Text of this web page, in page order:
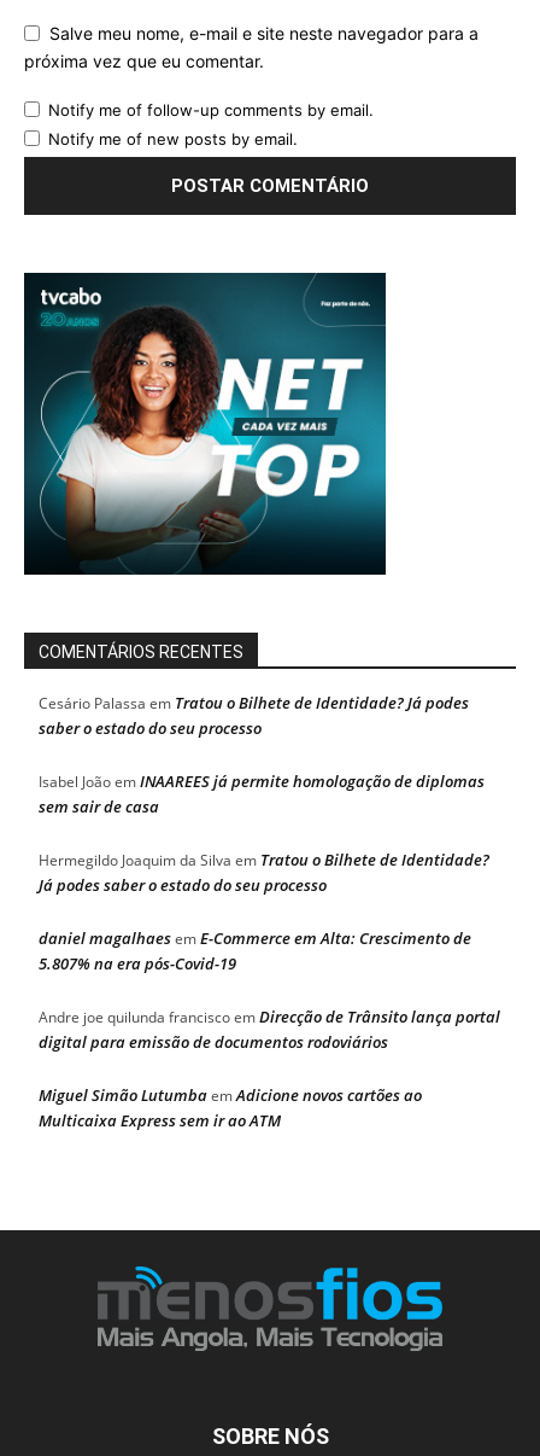
Salve meu nome, e-mail e site neste navegador para a
próxima vez que eu comentar.
Notify me of follow-up comments by email.
Notify me of new posts by email.
COMENTÁRIOS RECENTES
Cesário Palassa em Tratou o Bilhete de Identidade? Já podes
saber o estado do seu processo
Isabel JoãoemINAAREES já permite homologação de diplomas
sem sair de casa
Hermegildo Joaquim da Silva em Tratou o Bilhete de Identidade?
Já podes saber o estado do seu processo
daniel magalhaesemE-Commerce em Alta: Crescimento de
5.807% na era pós-Covid-19
Andre joe quilunda franciscoemDirecção de Trânsito lança portal
digital para emissão de documentos rodoviários
Miguel Simão LutumbaemAdicione novos cartões ao
Multicaixa Express sem ir ao ATM
SOBRE NÓS